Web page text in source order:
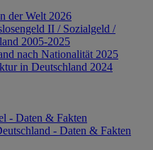
der Welt 2026
II / Sozialgeld /
2005-2025
nach Nationalität 2025
in Deutschland 2024
- Daten & Fakten
- Daten & Fakten